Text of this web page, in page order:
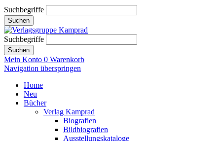
Suchbegriffe
Suchen
Suchbegriffe
Suchen
Mein Konto 0 Warenkorb
Navigation überspringen
Home
Neu
Bücher
Verlag Kamprad
Biografien
Bildbiografien
Ausstellungskataloge